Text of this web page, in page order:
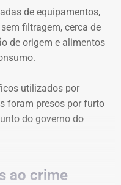
do envio de um
Couto à Alerj, onde
e aprovada
sanção.
de equipamentos,
filtragem, cerca de
de origem e alimentos
utilizados por
foram presos por furto
do governo do
ao crime